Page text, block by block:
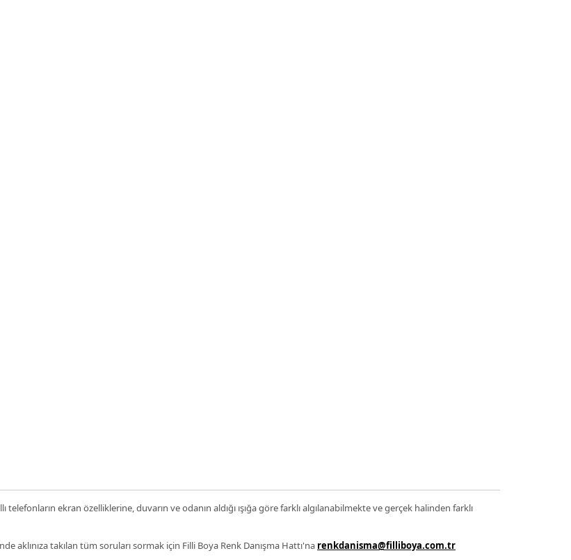
telefonların ekran özelliklerine, duvarın ve odanın aldığı ışığa göre farklı algılanabilmekte ve gerçek halinden farklı
aklınıza takılan tüm soruları sormak için Filli Boya Renk Danışma Hattı'na renkdanisma@filliboya.com.tr